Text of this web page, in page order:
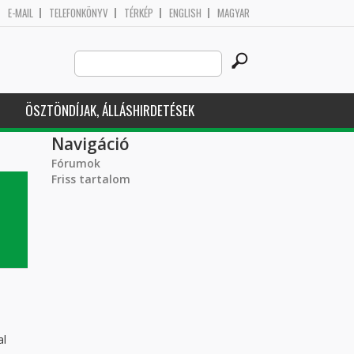
E-MAIL TELEFONKÖNYV TÉRKÉP ENGLISH MAGYAR
Search
this
site
ÖSZTÖNDÍJAK, ÁLLÁSHIRDETÉSEK
Navigáció
Fórumok
Friss tartalom